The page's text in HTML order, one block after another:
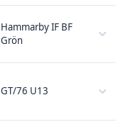
Hammarby IF BF
Grön
GT/76 U13